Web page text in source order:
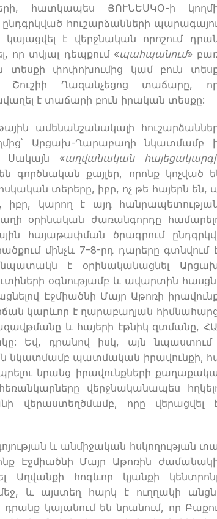
հատկապես ՅՈՒՆԵՍԿՕ-ի
հուշարձանների
է վերջնական որոշում
որ տվյալ դեպքում «պահպանում»
փոփոխումից կամ բուն
Ղազանչեցոց տաճարը,
է տաճարի բուն իրական տեսքը:
ամենանշանակալի
Արցախ-Ղարաբաղի նկատմամբ
Սակայն «աղվանական
քայլեր, որոնք կոչված
տերերը, իբր, ոչ թե հայերն են,
իբր, կարող է այդ
օրինական ժառանգորդը
հայաթափման ծրագրում
մինչև 7–8-րդ դարերը գտնվում
է օրինականացնել
օգնությամբ և ավարտին
Էջմիածնի Մայր Աթոռի
կարևոր է ղարաբաղյան
և հայերի էթնիկ զտմանը,
Եվ, դրանով իսկ, այն նպաստում
նկատմամբ պատմական իրավունքի,
նրանց իրավունքների
վերջնականապես
վերաստեղծմամբ, որը վերացվել
և անմիջական հսկողության
Էջմիածնի Մայր Աթոռին
հոգևոր կյանքի
և այստեղ հարկ է ուղղակի
դրանք կայանում են նրանում, որ